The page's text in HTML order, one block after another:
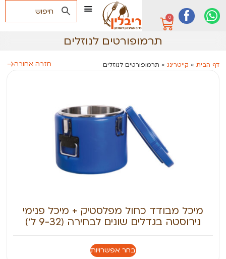
0
תרמופורטים לנוזלים
דף הבית » קייטרינג » תרמופורטים לנוזלים חזרה אחורה
מיכל מבודד כחול מפלסטיק + מיכל פנימי
נירוסטה בגדלים שונים לבחירה (9-32 ל׳)
בחר אפשרויות